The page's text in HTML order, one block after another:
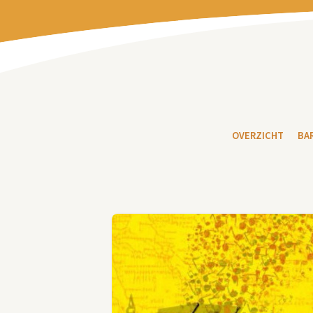
OVERZICHT